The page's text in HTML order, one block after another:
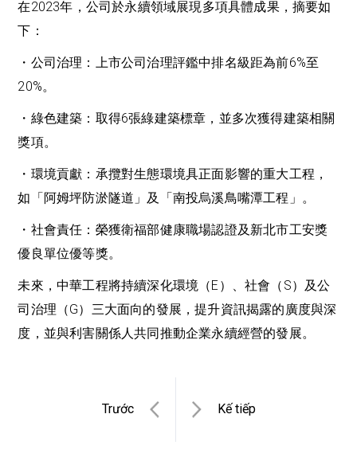
在2023年，公司於永續領域展現多項具體成果，摘要如
下：
・公司治理：上市公司治理評鑑中排名級距為前6%至
20%。
・綠色建築：取得6張綠建築標章，並多次獲得建築相關
獎項。
・環境貢獻：承攬對生態環境具正面影響的重大工程，
如「阿姆坪防淤隧道」及「南投烏溪鳥嘴潭工程」。
・社會責任：榮獲衛福部健康職場認證及新北市工安獎
優良單位優等獎。
未來，中華工程將持續深化環境（E）、社會（S）及公
司治理（G）三大面向的發展，提升資訊揭露的廣度與深
度，並與利害關係人共同推動企業永續經營的發展。
Trước Kế tiếp